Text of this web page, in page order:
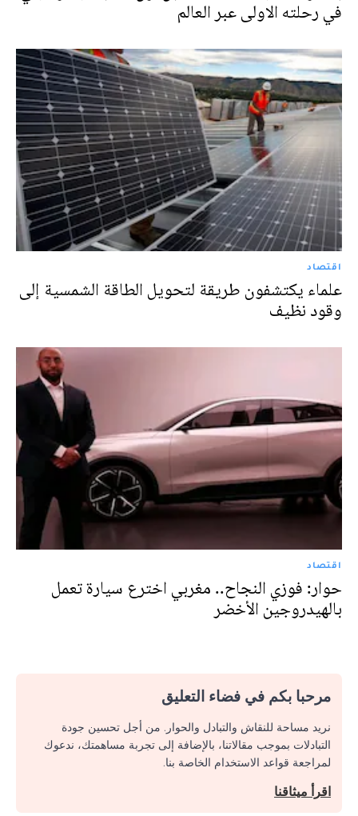
في رحلته الاولى عبر العالم
اقتصاد
علماء يكتشفون طريقة لتحويل الطاقة الشمسية إلى
وقود نظيف
اقتصاد
حوار: فوزي النجاح.. مغربي اخترع سيارة تعمل
بالهيدروجين الأخضر
مرحبا بكم في فضاء التعليق
نريد مساحة للنقاش والتبادل والحوار. من أجل تحسين جودة
التبادلات بموجب مقالاتنا، بالإضافة إلى تجربة مساهمتك، ندعوك
لمراجعة قواعد الاستخدام الخاصة بنا.
اقرأ ميثاقنا